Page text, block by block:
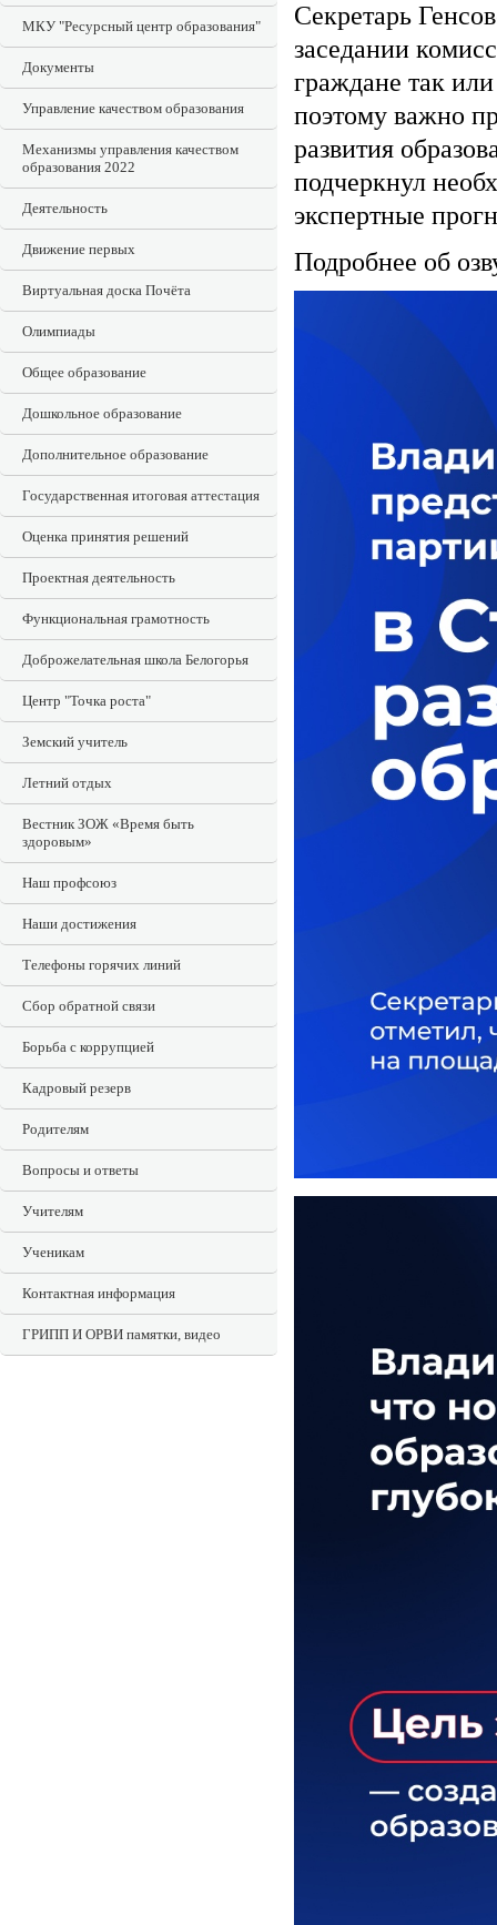
МКУ "Ресурсный центр образования"
Документы
Управление качеством образования
Механизмы управления качеством
образования 2022
Деятельность
Движение первых
Виртуальная доска Почёта
Олимпиады
Общее образование
Дошкольное образование
Дополнительное образование
Государственная итоговая аттестация
Оценка принятия решений
Проектная деятельность
Функциональная грамотность
Доброжелательная школа Белогорья
Центр "Точка роста"
Земский учитель
Летний отдых
Вестник ЗОЖ «Время быть
здоровым»
Наш профсоюз
Наши достижения
Телефоны горячих линий
Сбор обратной связи
Борьба с коррупцией
Кадровый резерв
Родителям
Вопросы и ответы
Учителям
Ученикам
Контактная информация
ГРИПП И ОРВИ памятки, видео
Секретарь
заседании
граждане так
поэтому важно
развития
подчеркнул
экспертные
Подробнее об